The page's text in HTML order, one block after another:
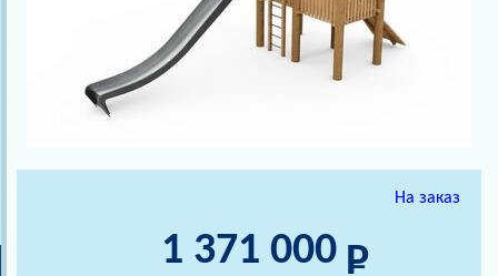
На заказ
1 371 000